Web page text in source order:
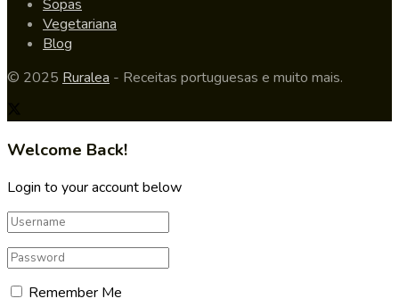
Sopas
Vegetariana
Blog
© 2025 Ruralea - Receitas portuguesas e muito mais.
Welcome Back!
Login to your account below
Remember Me